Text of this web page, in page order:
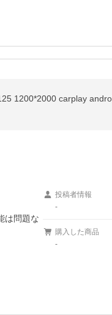
は問題な
投稿者情報
-
購入した商品
-